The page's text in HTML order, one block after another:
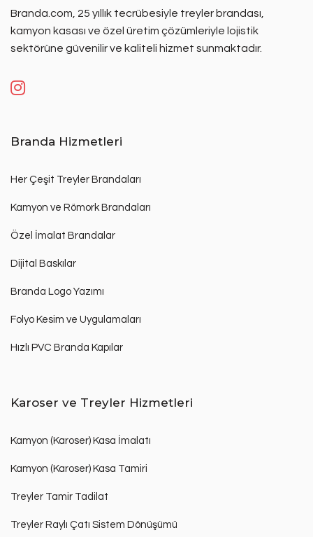
Branda.com, 25 yıllık tecrübesiyle treyler brandası,
kamyon kasası ve özel üretim çözümleriyle lojistik
sektörüne güvenilir ve kaliteli hizmet sunmaktadır.
Branda Hizmetleri
Her Çeşit Treyler Brandaları
Kamyon ve Römork Brandaları
Özel İmalat Brandalar
Dijital Baskılar
Branda Logo Yazımı
Folyo Kesim ve Uygulamaları
Hızlı PVC Branda Kapılar
Karoser ve Treyler Hizmetleri
Kamyon (Karoser) Kasa İmalatı
Kamyon (Karoser) Kasa Tamiri
Treyler Tamir Tadilat
Treyler Raylı Çatı Sistem Dönüşümü